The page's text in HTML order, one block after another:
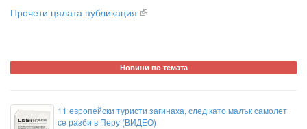
Прочети цялата публикация
Новини по темата
11 европейски туристи загинаха, след като малък самолет
се разби в Перу (ВИДЕО)